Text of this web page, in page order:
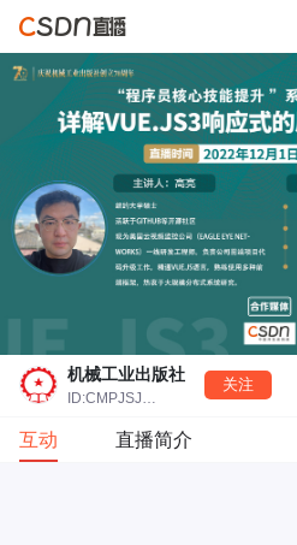
机械工业出版社
ID:CMPJSJBOOK
关注
互动 直播简介